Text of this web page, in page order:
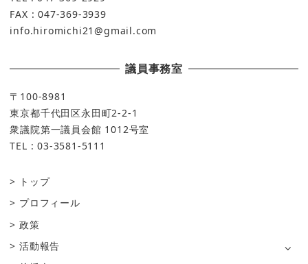
FAX : 047-369-3939
info.hiromichi21@gmail.com
議員事務室
〒100-8981
東京都千代田区永田町2-2-1
衆議院第一議員会館 1012号室
TEL : 03-3581-5111
トップ
プロフィール
政策
活動報告